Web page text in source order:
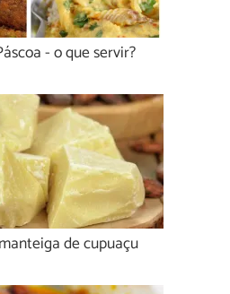
- o que servir?
de cupuaçu